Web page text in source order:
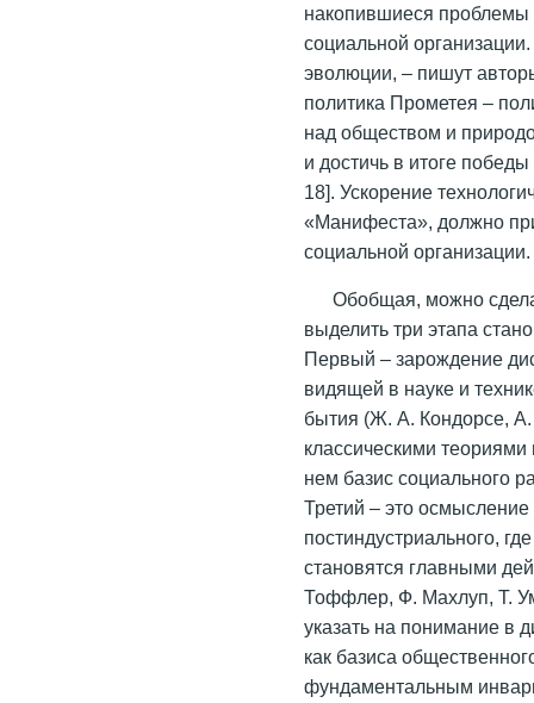
накопившиеся проблемы
социальной
эволюции, – пишут
политика Прометея –
над обществом и
и достичь в итоге
18]. Ускорение
«Манифеста», должно
социальной организации.
Обобщая, можно
выделить три этапа
Первый – зарождение
видящей в науке и
бытия (Ж. А. Кондорсе,
классическими
нем базис социального
Третий – это
постиндустриального,
становятся главными
Тоффлер, Ф. Махлуп, Т.
указать на понимание в
как базиса
фундаментальным